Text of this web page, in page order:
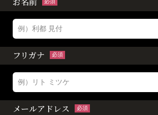
フリガナ 必須
メールアドレス 必須